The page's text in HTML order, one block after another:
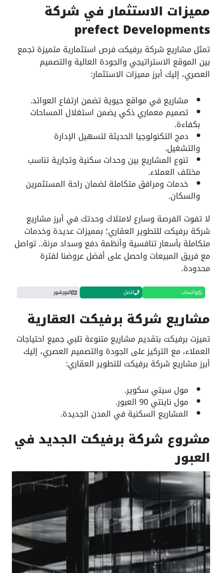
مميزات الاستثمار في شركة
prefect Developments
تمثل مشاريع شركة برفيكت فرص استثمارية متميزة تجمع
بين الموقع الاستراتيجي والجودة العالية والتصميم
العصري، إليك أبرز مميزات الاستثمار:
مشاريع في مواقع حيوية تضمن ارتفاع العوائد.
تصميم معماري ذكي يضمن استغلال المساحات
بكفاءة.
دمج التكنولوجيا الحديثة لتسهيل الإدارة
والتشغيل.
تنوع المشاريع بين وحدات سكنية وتجارية تناسب
مختلف العملاء.
خدمات ومرافق متكاملة لضمان راحة المستثمرين
والسكان.
لا تفوت الفرصة وسارع لامتلاك وحدتك في أبرز مشاريع
شركة برفيكت للتطوير العقاري؛ بمميزات عديدة وخدمات
متكاملة بأسعار تنافسية وأنظمة دفع وسداد مرنة.. تواصل
مع فريق المبيعات واحصل على أفضل عروضنا لفترة
محدودة.
واتساب اتصل البورشور
مشاريع شركة برفيكت العقارية
تميزت برفيكت بتقديم مشاريع متنوعة تلبي جميع احتياجات
العملاء، مع التركيز على الجودة والتصميم العصري، إليك
أبرز مشاريع شركة برفيكت للتطوير العقاري:
مول سيتي سكوير.
مول ناينتي 90 العبور.
المشاريع السكنية في المدن الجديدة.
مشروع شركة برفيكت الجديد في
العبور